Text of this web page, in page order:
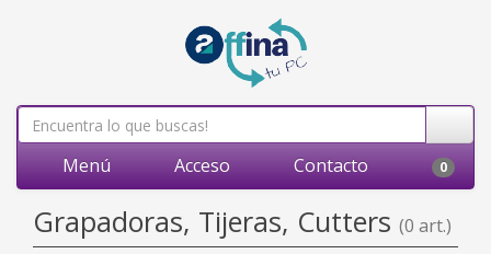
Menú Acceso Contacto 0
Grapadoras, Tijeras, Cutters (0 art.)